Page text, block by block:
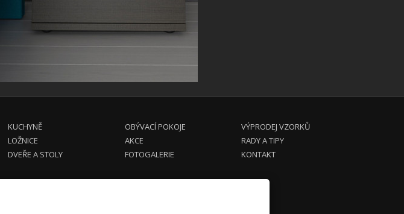
KUCHYNĚ
LOŽNICE
DVEŘE A STOLY
OBÝVACÍ POKOJE
AKCE
FOTOGALERIE
VÝPRODEJ VZORKŮ
RADY A TIPY
KONTAKT